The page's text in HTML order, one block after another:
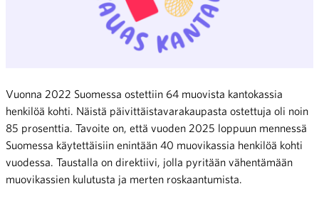
Vuonna 2022 Suomessa ostettiin 64 muovista kantokassia
henkilöä kohti. Näistä päivittäistavarakaupasta ostettuja oli noin
85 prosenttia. Tavoite on, että vuoden 2025 loppuun mennessä
Suomessa käytettäisiin enintään 40 muovikassia henkilöä kohti
vuodessa. Taustalla on direktiivi, jolla pyritään vähentämään
muovikassien kulutusta ja merten roskaantumista.